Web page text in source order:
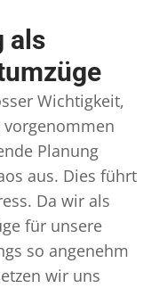
als
Wichtigkeit,
vorgenommen
Planung
aus. Dies führt
Da wir als
für unsere
so angenehm
wir uns